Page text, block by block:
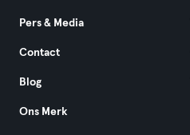
Pers & Media
Contact
Blog
Ons Merk